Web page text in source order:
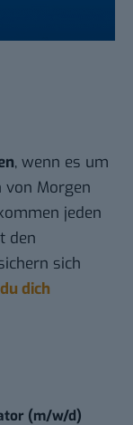
, wenn es um
von Morgen
jeden
den
sich
dich
(m/w/d)